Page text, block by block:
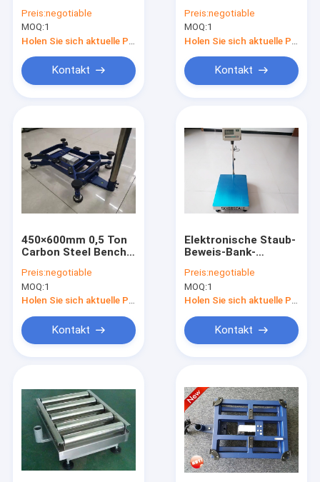
Produkte
Über uns
Fabrik-Ausflug
legierten Stahl-120kg
Preis:negotiable
MOQ:1
Kontakt
Anlagenmaßstab
Preis:negotiable
MOQ:1
Kontakt
450×600mm 0,5 Ton
Carbon Steel Bench
Preis:negotiable
MOQ:1
Holen Sie sich aktuelle Preis
Kontakt
Elektronische Staub-
Beweis-Bank-
Preis:negotiable
MOQ:1
Holen Sie sich aktuelle Preis
Kontakt